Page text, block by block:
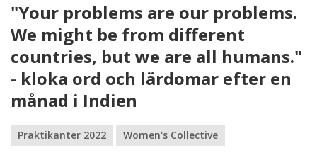
"Your problems are our problems.
We might be from different
countries, but we are all humans."
- kloka ord och lärdomar efter en
månad i Indien
Praktikanter 2022 Women's Collective